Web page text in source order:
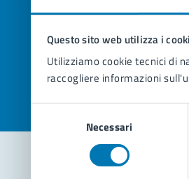
Questo sito web utilizza i
Utilizziamo cookie tecnici di
raccogliere informazioni
del
Necessari
Valuta la